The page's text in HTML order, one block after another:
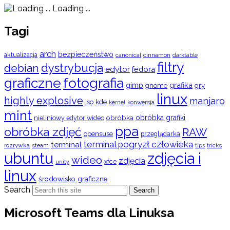
Loading ...
Tagi
aktualizacja arch bezpieczeństwo canonical cinnamon darktable
debian dystrybucja edytor fedora filtry
graficznefotografia gimp gnome grafika gry
highly explosive iso kde kernel konwersja linux manjaro
mint nieliniowy edytor wideo obróbka obróbka grafiki
obróbka zdjęć opensuse ppa przeglądarka RAW
rozrywka steam terminal terminal pogryzł człowieka tips tricks
ubuntu unity wideo xfce zdjęcia zdjęcia i
linux środowisko graficzne
Search Search
Microsoft Teams dla Linuksa